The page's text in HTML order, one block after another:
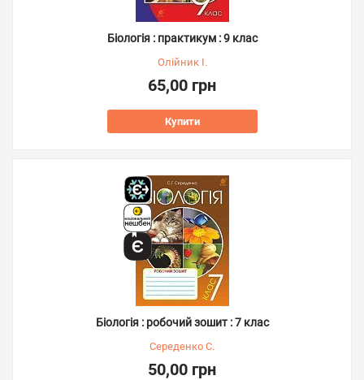
Біологія : практикум : 9 клас
Олійник І.
65,00 грн
Купити
Біологія : робочий зошит : 7 клас
Середенко С.
50,00 грн